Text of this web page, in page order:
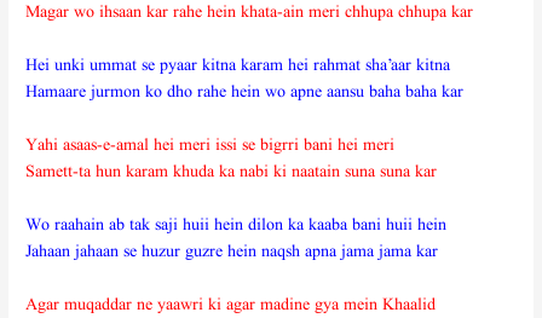
Magar wo ihsaan kar rahe hein khata-ain meri chhupa chhupa kar
Hei unki ummat se pyaar kitna karam hei rahmat sha’aar kitna
Hamaare jurmon ko dho rahe hein wo apne aansu baha baha kar
Yahi asaas-e-amal hei meri issi se bigrri bani hei meri
Samett-ta hun karam khuda ka nabi ki naatain suna suna kar
Wo raahain ab tak saji huii hein dilon ka kaaba bani huii hein
Jahaan jahaan se huzur guzre hein naqsh apna jama jama kar
Agar muqaddar ne yaawri ki agar madine gya mein Khaalid